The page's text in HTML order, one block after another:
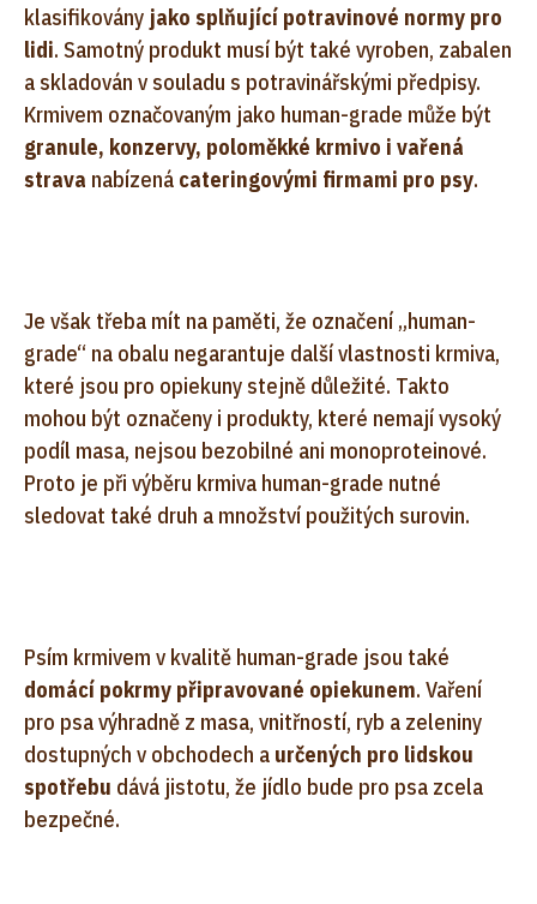
klasifikovány jako splňující potravinové normy pro
lidi. Samotný produkt musí být také vyroben, zabalen
a skladován v souladu s potravinářskými předpisy.
Krmivem označovaným jako human-grade může být
granule, konzervy, poloměkké krmivo i vařená
strava nabízená cateringovými firmami pro psy.
Je však třeba mít na paměti, že označení „human-
grade“ na obalu negarantuje další vlastnosti krmiva,
které jsou pro opiekuny stejně důležité. Takto
mohou být označeny i produkty, které nemají vysoký
podíl masa, nejsou bezobilné ani monoproteinové.
Proto je při výběru krmiva human-grade nutné
sledovat také druh a množství použitých surovin.
Psím krmivem v kvalitě human-grade jsou také
domácí pokrmy připravované opiekunem. Vaření
pro psa výhradně z masa, vnitřností, ryb a zeleniny
dostupných v obchodech a určených pro lidskou
spotřebu dává jistotu, že jídlo bude pro psa zcela
bezpečné.